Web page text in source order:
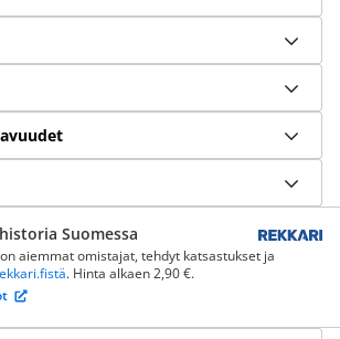
Suomessa
aiemmat omistajat, tehdyt katsastukset ja
. Hinta alkaen 2,90 €.